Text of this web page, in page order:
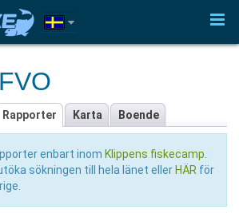
Rapporter Karta Boende
enbart inom Klippens fiskecamp
sökningen till hela länet eller HÄR för